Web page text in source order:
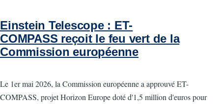
Einstein Telescope : ET-
COMPASS reçoit le feu vert de la
Commission européenne
Le 1er mai 2026, la Commission européenne a approuvé ET-
COMPASS, projet Horizon Europe doté d'1,5 million d'euros pour